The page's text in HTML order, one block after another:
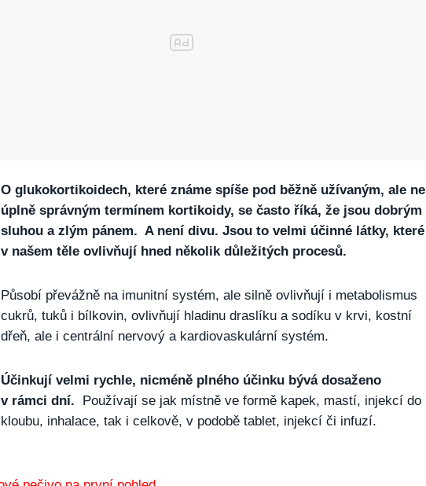
O glukokortikoidech, které známe spíše pod běžně užívaným, ale ne
úplně správným termínem kortikoidy, se často říká, že jsou dobrým
sluhou a zlým pánem. A není divu. Jsou to velmi účinné látky, které
v našem těle ovlivňují hned několik důležitých procesů.
Působí převážně na imunitní systém, ale silně ovlivňují i metabolismus
cukrů, tuků i bílkovin, ovlivňují hladinu draslíku a sodíku v krvi, kostní
dřeň, ale i centrální nervový a kardiovaskulární systém.
Účinkují velmi rychle, nicméně plného účinku bývá dosaženo
v rámci dní. Používají se jak místně ve formě kapek, mastí, injekcí do
kloubu, inhalace, tak i celkově, v podobě tablet, injekcí či infuzí.